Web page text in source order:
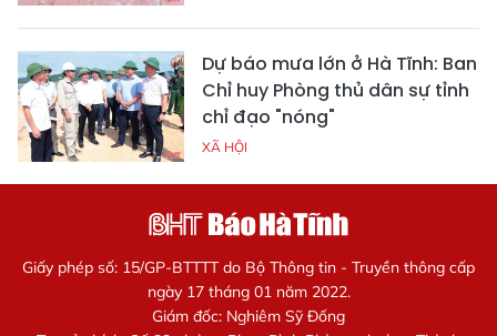
Dự báo mưa lớn ở Hà Tĩnh: Ban
Chỉ huy Phòng thủ dân sự tỉnh
chỉ đạo "nóng"
XÃ HỘI
Giấy phép số: 15/GP-BTTTT do Bộ Thông tin - Truyền thông cấp
ngày 17 tháng 01 năm 2022.
Giám đốc: Nghiêm Sỹ Đống